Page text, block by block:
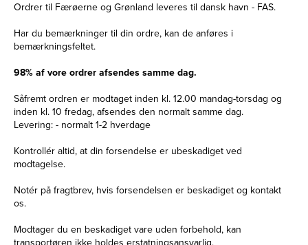
Ordrer til Færøerne og Grønland leveres til dansk havn - FAS.
Har du bemærkninger til din ordre, kan de anføres i
bemærkningsfeltet.
98% af vore ordrer afsendes samme dag.
Såfremt ordren er modtaget inden kl. 12.00 mandag-torsdag og
inden kl. 10 fredag, afsendes den normalt samme dag.
Levering: - normalt 1-2 hverdage
Kontrollér altid, at din forsendelse er ubeskadiget ved
modtagelse.
Notér på fragtbrev, hvis forsendelsen er beskadiget og kontakt
os.
Modtager du en beskadiget vare uden forbehold, kan
transportøren ikke holdes erstatningsansvarlig.